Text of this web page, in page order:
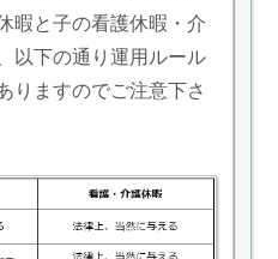
暇と子の看護休暇・介
以下の通り運用ルール
りますのでご注意下さ